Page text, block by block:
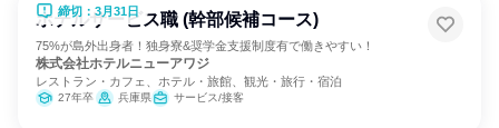
締切：3月31日
ホテルサービス職 (幹部候補コース)
75%が島外出身者！独身寮&奨学金支援制度有で働きやすい！
株式会社ホテルニューアワジ
レストラン・カフェ、ホテル・旅館、観光・旅行・宿泊
27年卒 兵庫県 サービス/接客